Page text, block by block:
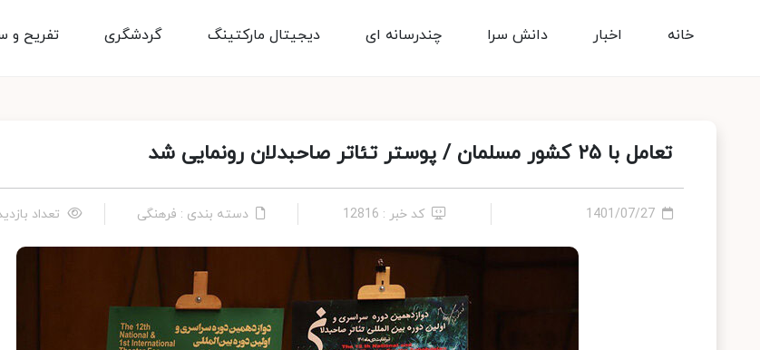
تفریح و گردشگری دیجیتال مارکتینگ چندرسانه ای دانش سرا اخبار خانه
تعامل با ۲۵ کشور مسلمان / پوستر تئاتر صاحبدلان رونمایی شد
1401/07/27 کد خبر : 12816 دسته بندی : فرهنگی تعداد بازدید :